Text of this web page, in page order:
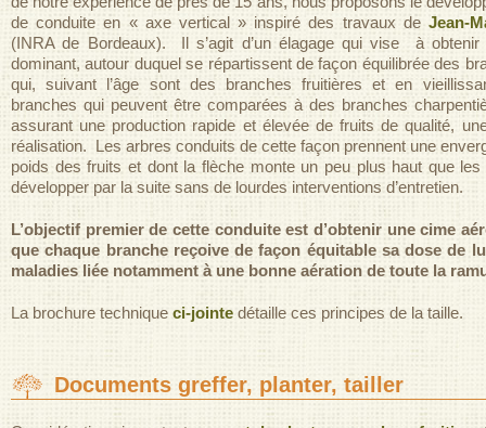
de conduite en « axe vertical » inspiré des travaux de Jean-
(INRA de Bordeaux). Il s’agit d’un élagage qui vise à
dominant, autour duquel se répartissent de façon équilibrée des
qui, suivant l’âge sont des branches fruitières et en
branches qui peuvent être comparées à des branches
assurant une production rapide et élevée de fruits de qualité,
réalisation. Les arbres conduits de cette façon prennent une
poids des fruits et dont la flèche monte un peu plus haut que
développer par la suite sans de lourdes interventions d’entretien.
L’objectif premier de cette conduite est d’obtenir une cime
que chaque branche reçoive de façon équitable sa dose de
maladies liée notamment à une bonne aération de toute la
La brochure technique ci-jointe détaille ces principes de la taille.
Documents greffer, planter, tailler